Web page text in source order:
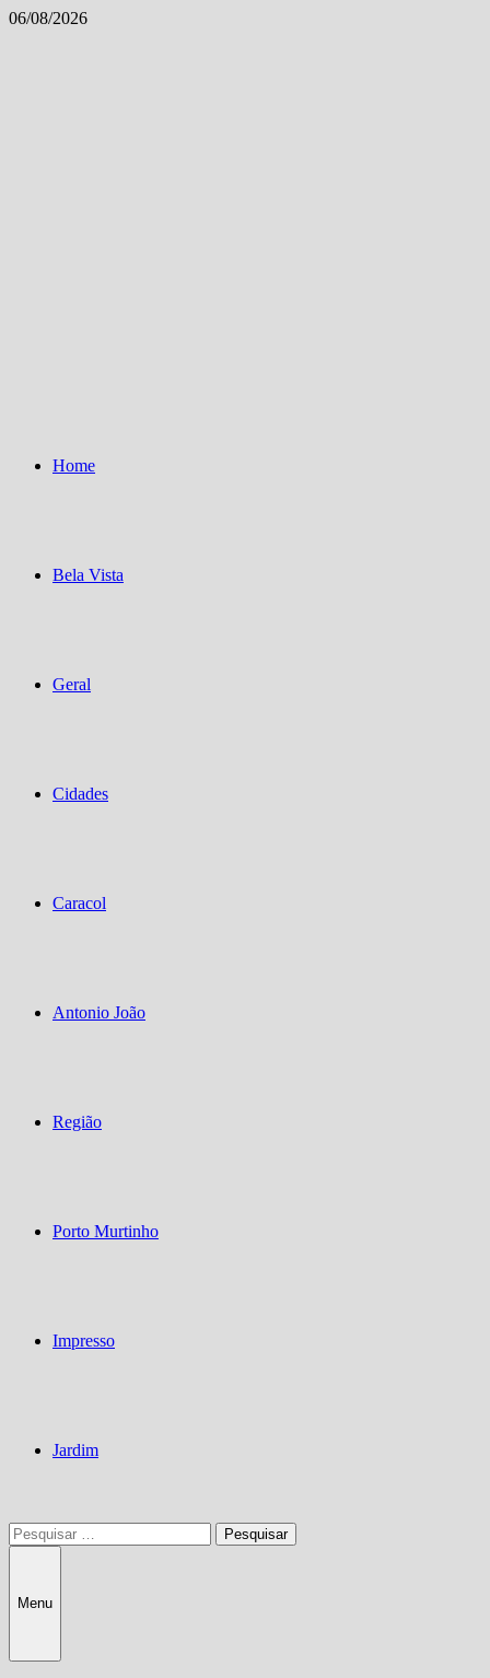
Skip
06/08/2026
Home
Bela Vista
Geral
Cidades
Caracol
Antonio João
Região
Porto Murtinho
Impresso
Jardim
Pesquisar
por:
Menu